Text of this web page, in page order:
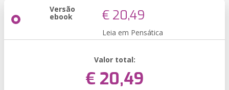
Versão
ebook € 20,49
Leia em Pensática
Valor total:
€ 20,49